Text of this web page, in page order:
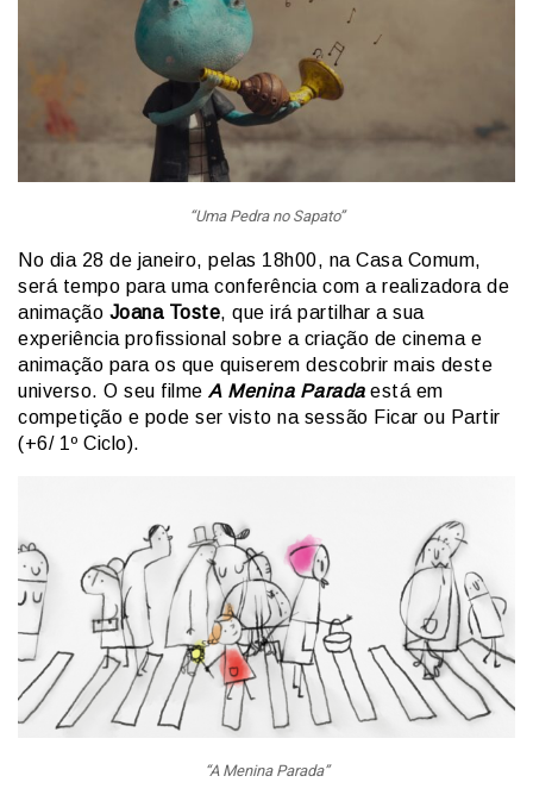
“Uma Pedra no Sapato”
No dia 28 de janeiro, pelas 18h00, na Casa Comum,
será tempo para uma conferência com a realizadora de
animação Joana Toste, que irá partilhar a sua
experiência profissional sobre a criação de cinema e
animação para os que quiserem descobrir mais deste
universo. O seu filme A Menina Paradaestá em
competição e pode ser visto na sessão Ficar ou Partir
(+6/ 1º Ciclo).
“A Menina Parada”